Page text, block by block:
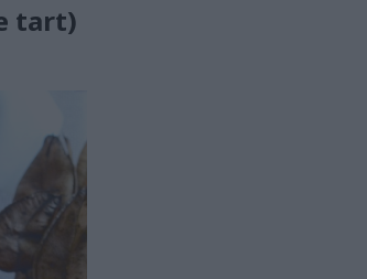
tart)